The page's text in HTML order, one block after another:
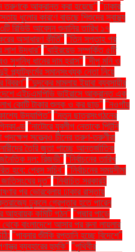
তরুণকে আক্রান্ত করা হয়েছে" "ঢাকার
ধুলোর কারণে বাড়ছে শিশুদের স্বাস্থ্য
রিভিউ আবেদন শুনানির তারিখ ১৭
অসাধারণ কীর্তি" "তিন সপ্তাহ পর
লাশ উদ্ধার" "থাইরয়েড সম্পর্কিত ৫টি
সুগন্ধি ধানের দাম হ্রাস" "দীপু মনি ও
প্ল্যাটফর্মের সমানসংখ্যক নেতা নিয়ে
বিবরণ" "দুদকের মামলায় ইয়াবা ব্যবসায়ীর
এইচএমপিভি ভাইরাসে আক্রান্ত এক
কোটি টাকার শুল্ক ও কর ছাড়" "নওগাঁয়
উদযাপিত" "নতুন ছাত্রসংগঠনের
"নাটোরে যুবলীগ নেতাকে পিটুনি
পদক্ষেপ সত্ত্বেও চীনের তরুণ-তরুণীরা
তৈরি জুতা পাচ্ছে আন্তর্জাতিক
দল: রিজভী" "নির্বাচনের তারিখ
হবে: প্রেস সচিব" "নির্বাচনের সময়সীমা
দূত" "নির্বাচিত সরকারই
পর ভোরবেলায় ঢাকার রাস্তায়
ঢুকলে গ্রেপ্তার হতে পারেন
আহ্বায়ক কমিটি গঠন" "পদ্মার পাড়ে
বাংলাদেশে আসার পর রুনা লায়লার
"পাবনার শুঁটকি রপ্তানি হচ্ছে বিদেশে"
ব্যবহারের হুমকি" "পৃথিবীর